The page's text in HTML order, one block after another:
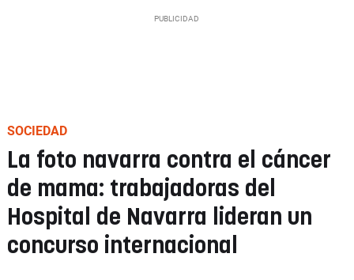
SOCIEDAD
La foto navarra contra el cáncer
de mama: trabajadoras del
Hospital de Navarra lideran un
concurso internacional